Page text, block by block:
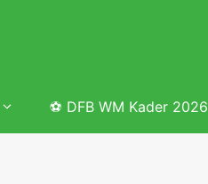
⚽ DFB WM Kader 2026